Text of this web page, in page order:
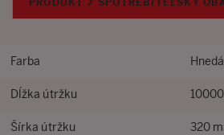
Farba Hnedá
Dĺžka útržku
Šírka útržku 320